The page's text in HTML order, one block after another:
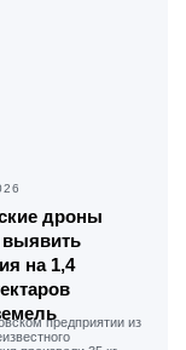
дроны
на 1,4